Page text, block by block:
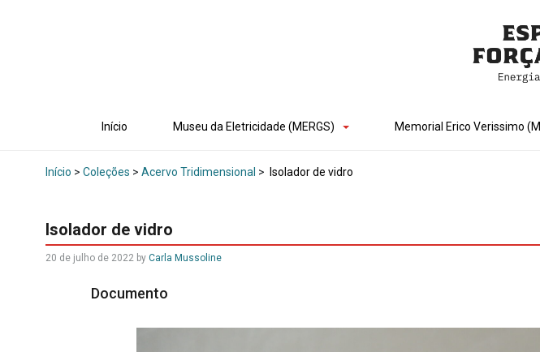
Início Museu da Eletricidade (MERGS) Memorial Erico Verissimo
Início > Coleções > Acervo Tridimensional > Isolador de vidro
Isolador de vidro
20 de julho de 2022 by Carla Mussoline
Documento